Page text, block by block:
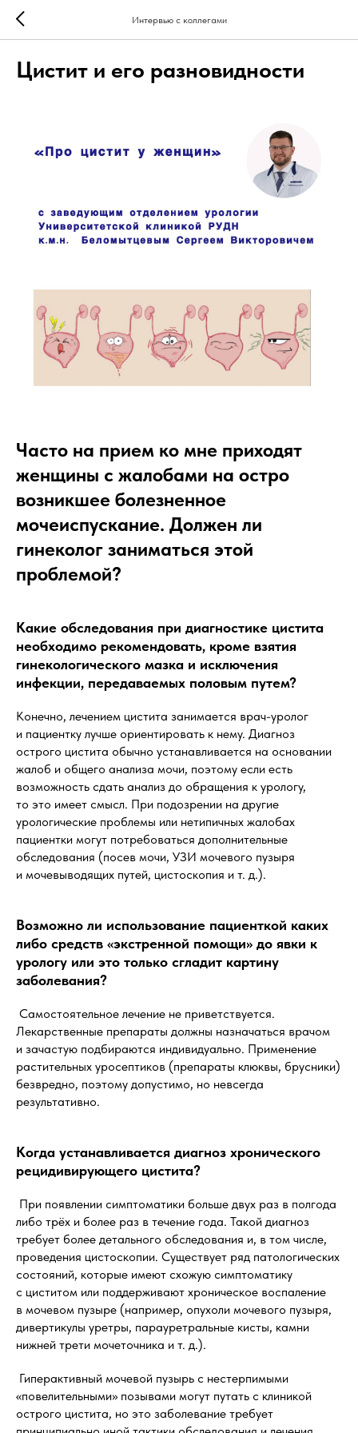
Интервью с коллегами
Цистит и его разновидности
Часто на прием ко мне приходят
женщины с жалобами на остро
возникшее болезненное
мочеиспускание. Должен ли
гинеколог заниматься этой
проблемой?
Какие обследования при диагностике цистита
необходимо рекомендовать, кроме взятия
гинекологического мазка и исключения
инфекции, передаваемых половым путем?
Конечно, лечением цистита занимается врач-уролог
и пациентку лучше ориентировать к нему. Диагноз
острого цистита обычно устанавливается на основании
жалоб и общего анализа мочи, поэтому если есть
возможность сдать анализ до обращения к урологу,
то это имеет смысл. При подозрении на другие
урологические проблемы или нетипичных жалобах
пациентки могут потребоваться дополнительные
обследования (посев мочи, УЗИ мочевого пузыря
и мочевыводящих путей, цистоскопия и т. д.).
Возможно ли использование пациенткой каких
либо средств «экстренной помощи» до явки к
урологу или это только сгладит картину
заболевания?
Самостоятельное лечение не приветствуется.
Лекарственные препараты должны назначаться врачом
и зачастую подбираются индивидуально. Применение
растительных уросептиков (препараты клюквы, брусники)
безвредно, поэтому допустимо, но невсегда
результативно.
Когда устанавливается диагноз хронического
рецидивирующего цистита?
При появлении симптоматики больше двух раз в полгода
либо трёх и более раз в течение года. Такой диагноз
требует более детального обследования и, в том числе,
проведения цистоскопии. Существует ряд патологических
состояний, которые имеют схожую симптоматику
с циститом или поддерживают хроническое воспаление
в мочевом пузыре (например, опухоли мочевого пузыря,
дивертикулы уретры, парауретральные кисты, камни
нижней трети мочеточника и т. д.).
Гиперактивный мочевой пузырь с нестерпимыми
«повелительными» позывами могут путать с клиникой
острого цистита, но это заболевание требует